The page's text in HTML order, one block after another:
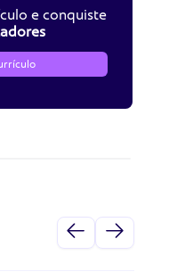
e conquiste